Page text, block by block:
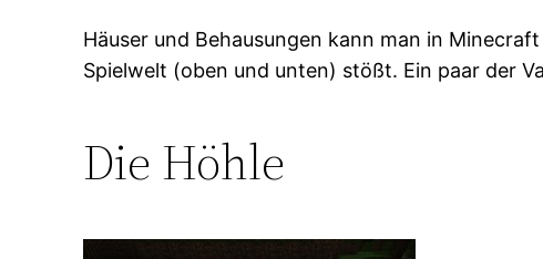
Häuser und Behausungen kann man in
Spielwelt (oben und unten) stößt. Ein paar der
Die Höhle